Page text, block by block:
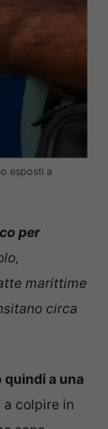
esposti a
per
marittime
circa
a una
a colpire in